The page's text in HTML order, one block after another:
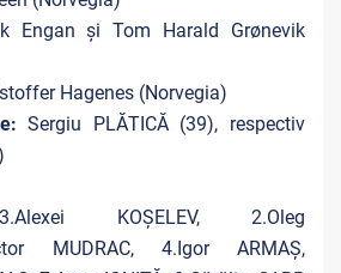
Engan și Tom Harald Grønevik
Hagenes (Norvegia)
Sergiu PLĂTICĂ (39), respectiv
KOȘELEV, 2.Oleg
MUDRAC, 4.Igor ARMAȘ,